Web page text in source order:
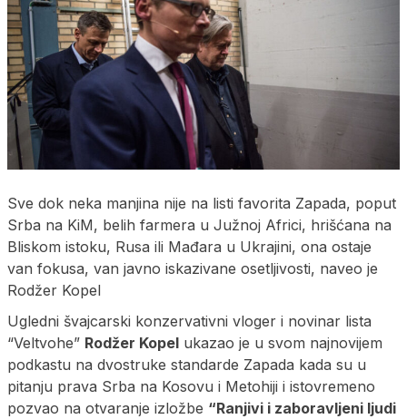
Sve dok neka manjina nije na listi favorita Zapada, poput
Srba na KiM, belih farmera u Južnoj Africi, hrišćana na
Bliskom istoku, Rusa ili Mađara u Ukrajini, ona ostaje
van fokusa, van javno iskazivane osetljivosti, naveo je
Rodžer Kopel
Ugledni švajcarski konzervativni vloger i novinar lista
“Veltvohe” Rodžer Kopel ukazao je u svom najnovijem
podkastu na dvostruke standarde Zapada kada su u
pitanju prava Srba na Kosovu i Metohiji i istovremeno
pozvao na otvaranje izložbe “Ranjivi i zaboravljeni ljudi